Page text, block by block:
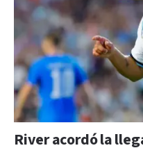
River acordó la